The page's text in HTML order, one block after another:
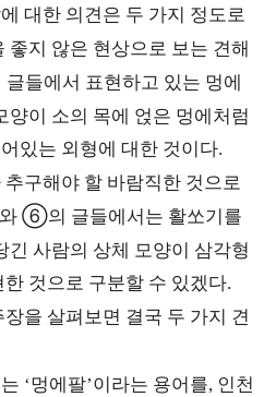
대한 의견은 두 가지 정도로
좋지 않은 현상으로 보는 견해
글들에서 표현하고 있는 멍에
양이 소의 목에 얹은 멍에처럼
있는 외형에 대한 것이다.
구해야 할 바람직한 것으로
와⑥의 글들에서는 활쏘기를
긴 사람의 상체 모양이 삼각형
것으로 구분할 수 있겠다.
을 살펴보면 결국 두 가지 견
‘멍에팔’이라는 용어를, 인천